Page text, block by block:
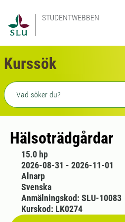
STUDENTWEBBEN
Kurssök
Fritext sökning
Hälsoträdgårdar
15.0 hp
2026-08-31 - 2026-11-01
Alnarp
Svenska
Anmälningskod: SLU-10083
Kurskod: LK0274